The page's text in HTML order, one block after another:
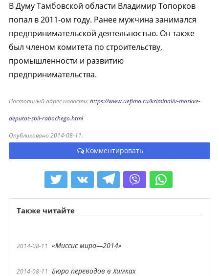
В Думу Тамбовской области Владимир Топорков
попал в 2011-ом году. Ранее мужчина занимался
предпринимательской деятельностью. Он также
был членом комитета по строительству,
промышленности и развитию
предпринимательства.
Постоянный адрес новости:https://www.uefima.ru/kriminal/v-moskve-
deputat-sbil-rabochego.html
Опубликовано 2014-08-11.
Комментировать
Также читайте
2014-08-11 «Миссис мира—2014»
2014-08-11 Бюро переводов в Химках